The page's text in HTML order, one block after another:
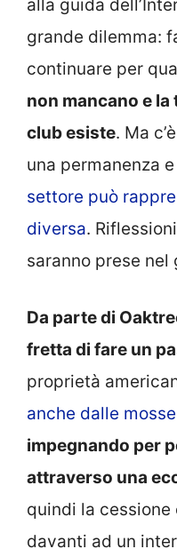
alla guida
grande dilemma:
continuare per
non mancano e
club esiste. Ma
una permanenza e
settore può
diversa.
saranno prese
Da parte di
fretta di fare un
proprietà
anche dalle
impegnando per
attraverso una
quindi la
davanti ad un